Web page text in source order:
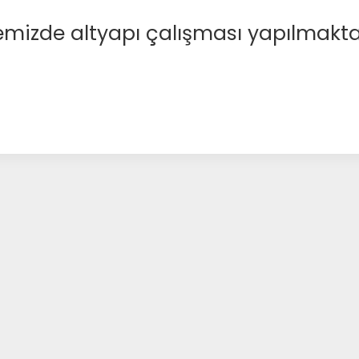
altyapı çalışması